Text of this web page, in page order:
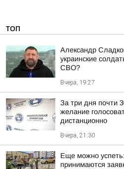
ТОП
Александр
украинские
СВО?
Вчера, 19:27
За три дня почти
желание
дистанционно
Вчера, 21:30
Еще можно
принимаются